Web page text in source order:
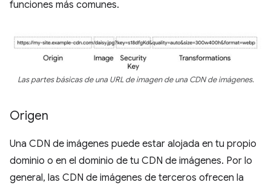
funciones más comunes.
Las partes básicas de una URL de imagen de una CDN de imágenes.
Origen
Una CDN de imágenes puede estar alojada en tu propio
dominio o en el dominio de tu CDN de imágenes. Por lo
general, las CDN de imágenes de terceros ofrecen la